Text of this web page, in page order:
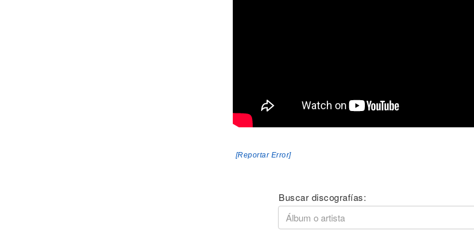
[Reportar Error]
Buscar discografías: